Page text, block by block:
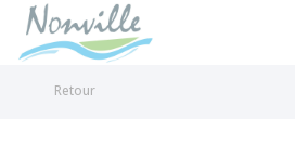
Retour